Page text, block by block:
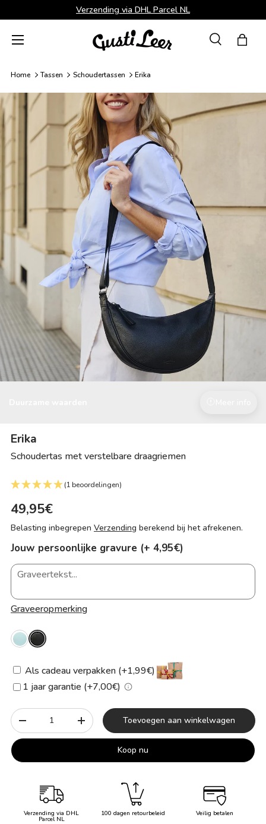
Ga naar inhoud
Verzending via DHL Parcel NL
ZoekenTas
Menu
Home Tassen Schoudertassen Erika
Erika
Schoudertas met verstelbare draagriemen
(1 beoordelingen)
49,95€
Belasting inbegrepen Verzending berekend bij het afrekenen.
Jouw persoonlijke gravure (+ 4,95€)
Graveeropmerking
Als cadeau verpakken (+1,99€)
1 jaar garantie (+7,00€)
Aantal
-
+ Toevoegen aan winkelwagen
Koop nu
Verzending via DHL
Parcel NL
100 dagen retourbeleid Veilig betalen